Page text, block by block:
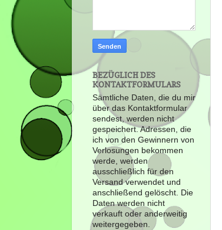
BEZÜGLICH DES
KONTAKTFORMULARS
Sämtliche Daten, die du mir
über das Kontaktformular
sendest, werden nicht
gespeichert. Adressen, die
ich von den Gewinnern von
Verlosungen bekommen
werde, werden
ausschließlich für den
Versand verwendet und
anschließend gelöscht. Die
Daten werden nicht
verkauft oder anderweitig
weitergegeben.